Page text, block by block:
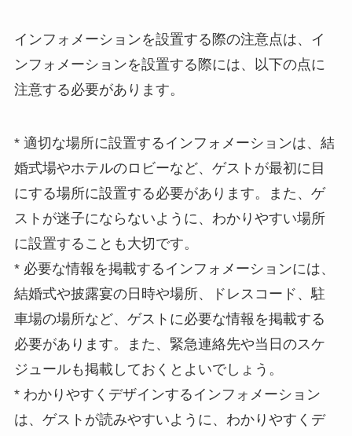
インフォメーションを設置する際の注意点は、イ
ンフォメーションを設置する際には、以下の点に
注意する必要があります。
* 適切な場所に設置する インフォメーションは、結
婚式場やホテルのロビーなど、ゲストが最初に目
にする場所に設置する必要があります。また、ゲ
ストが迷子にならないように、わかりやすい場所
に設置することも大切です。
* 必要な情報を掲載する インフォメーションには、
結婚式や披露宴の日時や場所、ドレスコード、駐
車場の場所など、ゲストに必要な情報を掲載する
必要があります。また、緊急連絡先や当日のスケ
ジュールも掲載しておくとよいでしょう。
* わかりやすくデザインする インフォメーション
は、ゲストが読みやすいように、わかりやすくデ